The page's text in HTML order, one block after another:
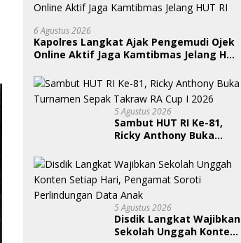
6 Agustus 2026
Kapolres Langkat Ajak Pengemudi Ojek
Online Aktif Jaga Kamtibmas Jelang HUT
5 Agustus 2026
Sambut HUT RI Ke-81,
Ricky Anthony Buka
Takraw RA Cup I 2026
5 Agustus 2026
Disdik Langkat Wajibkan
Sekolah Unggah Konten